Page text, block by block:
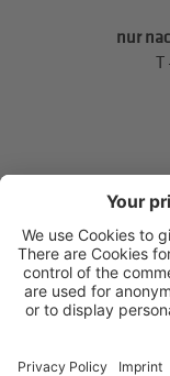
nur
T
Mitterweg 5,